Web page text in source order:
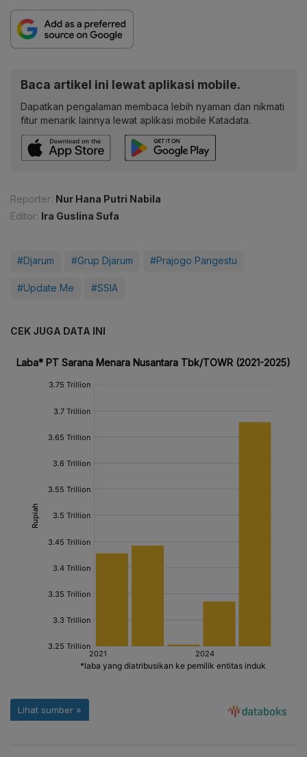
Baca artikel ini lewat aplikasi mobile.
Dapatkan pengalaman membaca lebih nyaman dan nikmati
fitur menarik lainnya lewat aplikasi mobile Katadata.
Reporter: Nur Hana Putri Nabila
Editor: Ira Guslina Sufa
#Djarum #Grup Djarum #Prajogo Pangestu
#Update Me #SSIA
CEK JUGA DATA INI